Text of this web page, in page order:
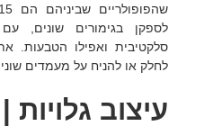
לספקן בגימורים שונים,
סלקטיבית ואפילו הטבעות.
לחלק או להניח על מעמדים
עיצוב